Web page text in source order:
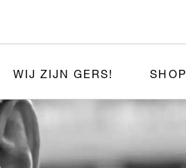
WIJ ZIJN GERS! SHOP